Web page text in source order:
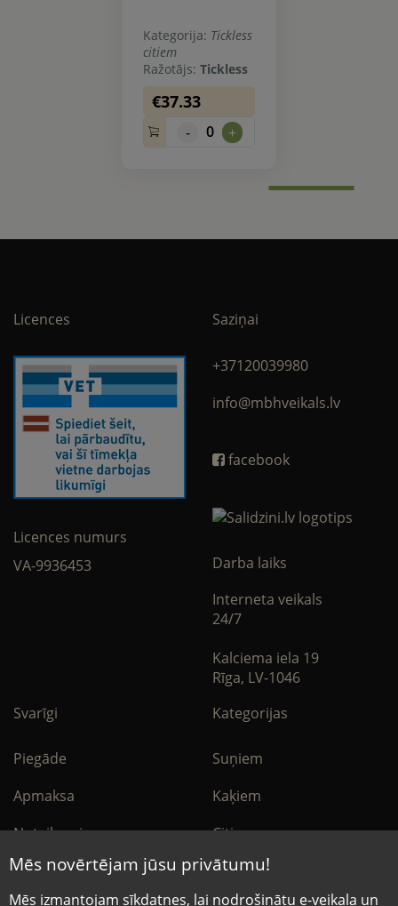
Mēs novērtējam jūsu privātumu!
Mēs izmantojam sīkdatnes, lai nodrošinātu e-veikala un
Kategorija: Tickless
citiem
Ražotājs: Tickless
€37.33
- 0 +
Licences
Licences numurs
VA-9936453
Saziņai
+37120039980
info@mbhveikals.lv
facebook
Darba laiks
Interneta veikals
24/7
Kalciema iela 19
Rīga, LV-1046
Svarīgi
Piegāde
Apmaksa
Noteikumi
Privātuma politika
Kategorijas
Suņiem
Kaķiem
Citi
E-Aptieka